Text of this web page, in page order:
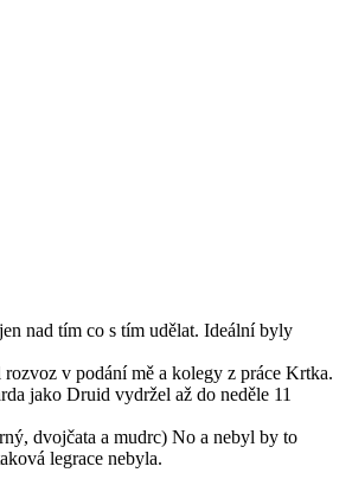
nad tím co s tím udělat. Ideální byly
v podání mě a kolegy z práce Krtka.
jako Druid vydržel až do neděle 11
dvojčata a mudrc) No a nebyl by to
legrace nebyla.